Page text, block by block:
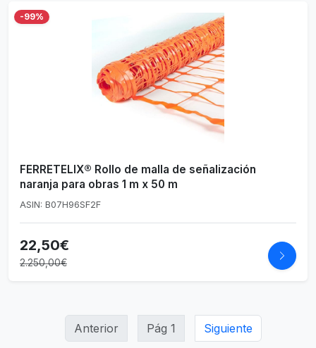
-99%
FERRETELIX® Rollo de malla de señalización
naranja para obras 1 m x 50 m
ASIN: B07H96SF2F
22,50€
2.250,00€
Anterior Pág 1 Siguiente